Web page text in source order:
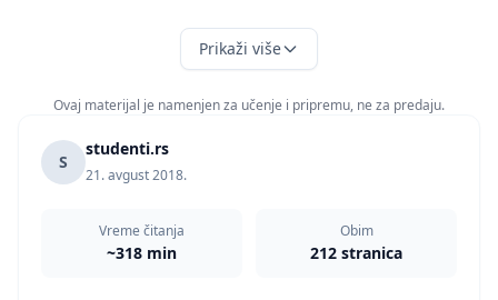
Prikaži više
Ovaj materijal je namenjen za učenje i pripremu, ne za predaju.
S
studenti.rs
21. avgust 2018.
Vreme čitanja
~318 min
Obim
212 stranica